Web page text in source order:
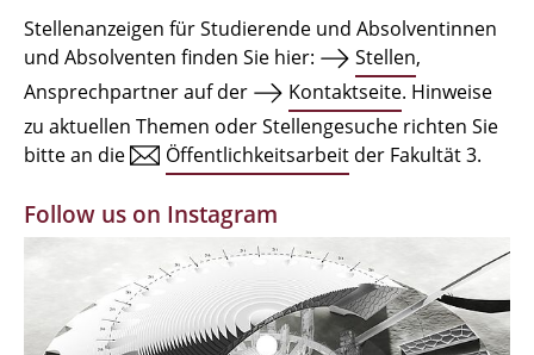
Institute
Einrichtungen
Zeichensäle
MBW | Modellbauwerkstatt
Alumni | cloud club
Dokumente und Downloads
Stellenanzeigen für Studierende und Absolventinnen
und Absolventen finden Sie hier:
Stellen,
Ansprechpartner auf der
Kontaktseite. Hinweise
zu aktuellen Themen oder Stellengesuche richten Sie
bitte an die
Öffentlichkeitsarbeit der Fakultät 3.
Follow us on Instagram